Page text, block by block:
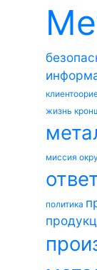
жизнь
миссия
политика